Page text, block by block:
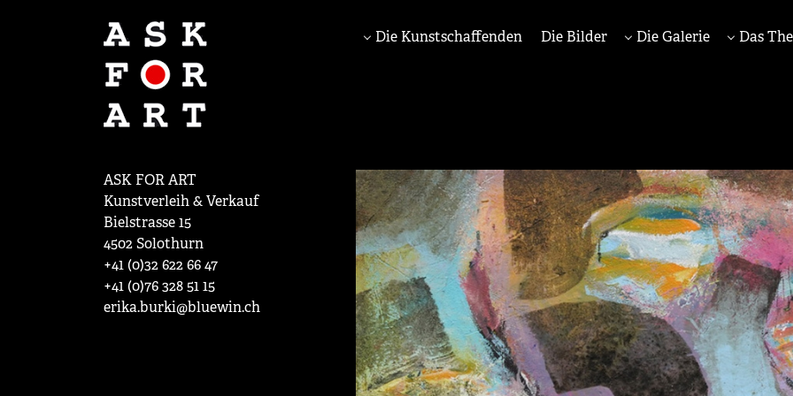
Die Kunstschaffenden Die Bilder Die Galerie Das
ASK FOR ART
Kunstverleih & Verkauf
Bielstrasse 15
4502 Solothurn
+41 (0)32 622 66 47
+41 (0)76 328 51 15
erika.burki@bluewin.ch